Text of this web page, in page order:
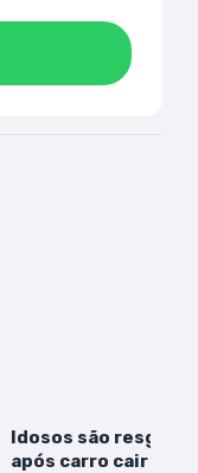
Idosos são
após carro cair de